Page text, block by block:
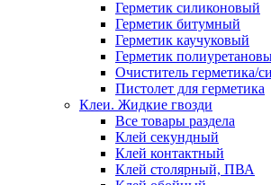
Герметик силиконовый
Герметик битумный
Герметик каучуковый
Герметик
Очиститель герметика/
Пистолет для герметика
Клеи. Жидкие гвозди
Все товары раздела
Клей секундный
Клей контактный
Клей столярный, ПВА